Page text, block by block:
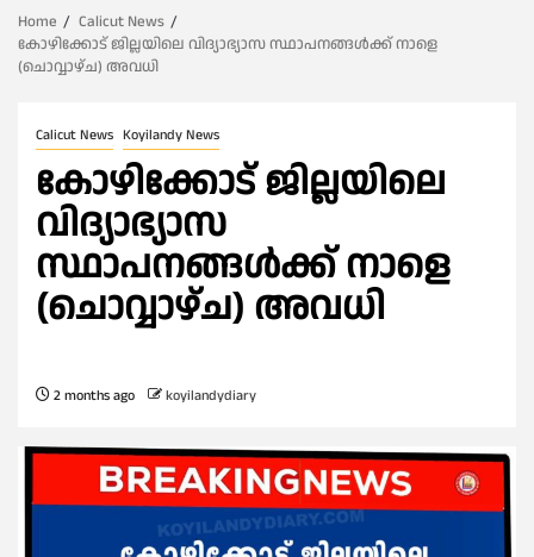
Home
Calicut News
കോഴിക്കോട് ജില്ലയിലെ വിദ്യാഭ്യാസ സ്ഥാപനങ്ങൾക്ക് നാളെ
(ചൊവ്വാഴ്ച) അവധി
Calicut News Koyilandy News
കോഴിക്കോട് ജില്ലയിലെ
വിദ്യാഭ്യാസ
സ്ഥാപനങ്ങൾക്ക് നാളെ
(ചൊവ്വാഴ്ച) അവധി
2 months ago koyilandydiary